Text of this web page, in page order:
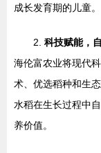
成长发育期的儿童。
2. 科技赋能，
海伦富农业将现代
术、优选稻种和生
水稻在生长过程中
养价值。